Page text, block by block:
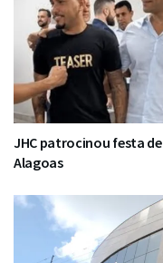
JHC patrocinou festa
Alagoas